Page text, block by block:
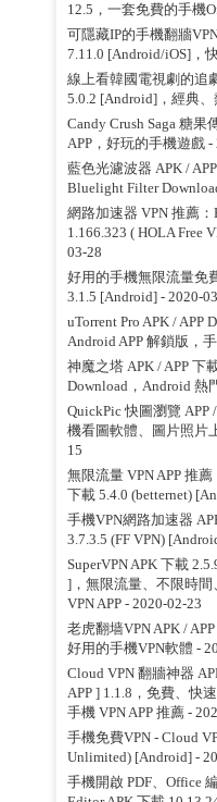
12.5，一套免費的手機
可隱藏IP的手機翻牆
7.11.0 [Android/iOS]，
線上看韓國電視劇的追
5.0.2 [Android]，經典
Candy Crush Saga 糖果
APP，好玩的手機遊戲-
藍色光濾波器 APK /
Bluelight Filter
網路加速器 VPN 推薦
1.166.323 ( HOLA Free
03-28
好用的手機無限流量免
3.1.5 [Android]- 2020-
uTorrent Pro APK / APP
Android APP 解鎖版，
神魔之塔 APK / APP 下
Download，Android 熱
QuickPic 快圖瀏覽 APP
機看圖軟體、圖片照片
15
無限流量 VPN APP 推薦
下載 5.4.0 (betternet)
手機VPN網路加速器
3.7.3.5 (FF VPN)
SuperVPN APK 下載
]，無限流量、不限時間
VPN APP- 2020-02-23
老虎翻墙VPN APK /
好用的手機VPN軟體 -
Cloud VPN 翻牆神器
APP ] 1.1.8，免費、快
手機 VPN APP 推薦-
手機免費VPN - Cloud
Unlimited) [Android]-
手機開啟 PDF、Office